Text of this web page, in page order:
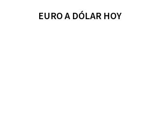
EURO A DÓLAR HOY